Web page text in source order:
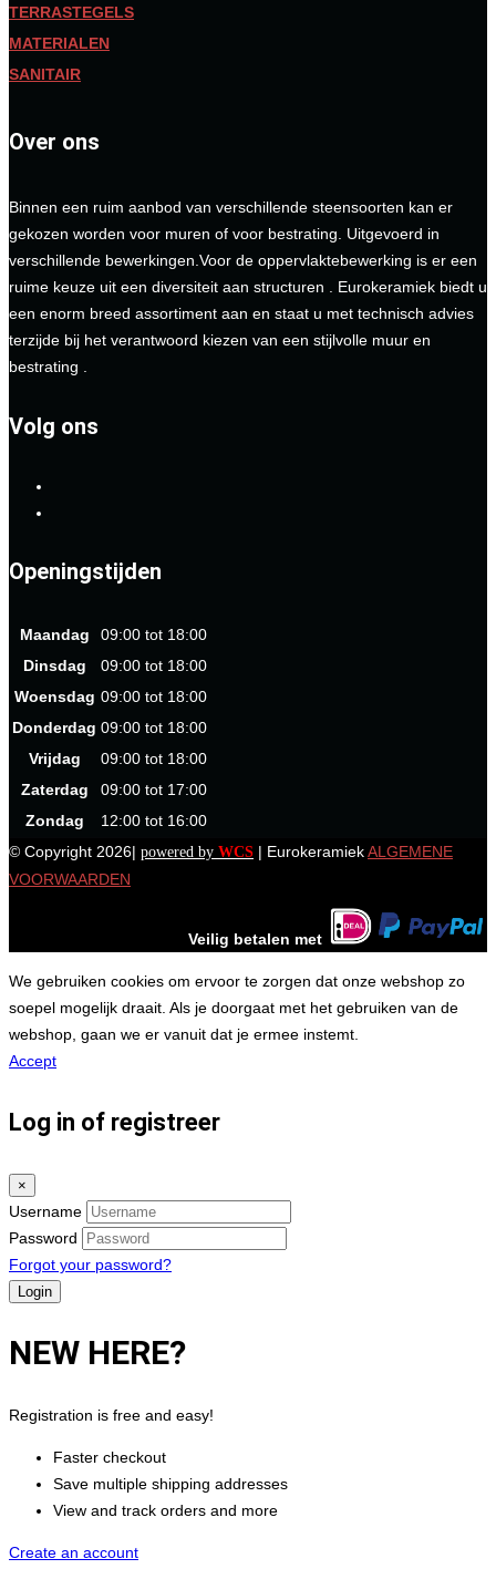
TERRASTEGELS
MATERIALEN
SANITAIR
Over ons
Binnen een ruim aanbod van verschillende steensoorten kan er
gekozen worden voor muren of voor bestrating. Uitgevoerd in
verschillende bewerkingen.Voor de oppervlaktebewerking is er een
ruime keuze uit een diversiteit aan structuren . Eurokeramiek biedt u
een enorm breed assortiment aan en staat u met technisch advies
terzijde bij het verantwoord kiezen van een stijlvolle muur en
bestrating .
Volg ons
Openingstijden
Maandag
09:00 tot 18:00
Dinsdag
09:00 tot 18:00
Woensdag 09:00 tot 18:00
Donderdag 09:00 tot 18:00
Vrijdag
09:00 tot 18:00
Zaterdag
09:00 tot 17:00
Zondag
12:00 tot 16:00
© Copyright 2026| powered by WCS | EurokeramiekALGEMENE
VOORWAARDEN
Veilig betalen met
We gebruiken cookies om ervoor te zorgen dat onze webshop zo
soepel mogelijk draait. Als je doorgaat met het gebruiken van de
webshop, gaan we er vanuit dat je ermee instemt.
Accept
Log in of registreer
×
Username
Password
Forgot your password?
NEW HERE?
Registration is free and easy!
Faster checkout
Save multiple shipping addresses
View and track orders and more
Create an account